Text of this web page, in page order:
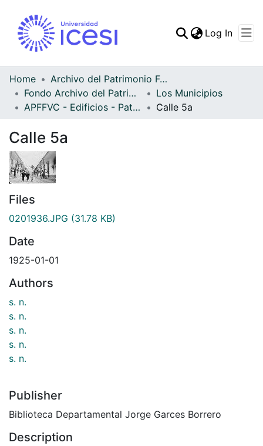
Statistics
Log In
Home
Archivo del Patrimonio Fotográfico y Fílmico del Valle del Cauca
Fondo Archivo del Patrimonio Fotográfico y Fílmico del Valle del Cauca
Los Municipios
APFFVC - Edificios - Patrimonial
Calle 5a
Calle 5a
Files
0201936.JPG (31.78 KB)
Date
1925-01-01
Authors
s. n.
s. n.
s. n.
s. n.
s. n.
Publisher
Biblioteca Departamental Jorge Garces Borrero
Description